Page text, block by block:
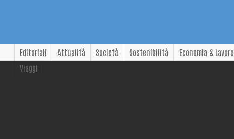
Editoriali Attualità Società Sostenibilità Economia & Lavoro
Viaggi